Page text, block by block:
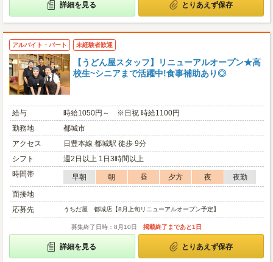
詳細を見る とりあえず保存
アルバイト・パート 未経験者歓迎
【うどん屋スタッフ】リニューアルオープン★高
校生~シニアまで活躍中!食事補助あり◎
給与
時給1050円～ ※日祝 時給1100円
勤務地
都城市
アクセス
日豊本線 都城駅 徒歩 9分
シフト
週2日以上 1日3時間以上
時間帯
早朝 朝 昼 夕方 夜
夜勤
面接地
応募先
うちだ屋 都城店【8月上旬リニューアルオープン予定】
募集終了日時：8月10日 掲載終了まであと1日
詳細を見る とりあえず保存